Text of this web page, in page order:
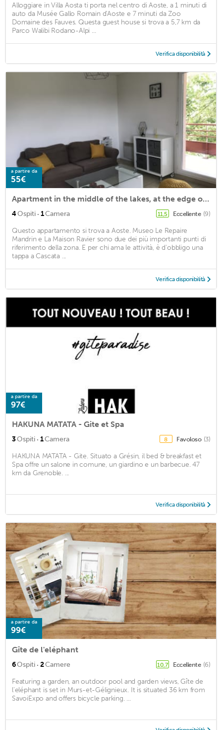
Alloggiare in Villa Aosta ti porta nel centro di Aoste, a 1 minuti di
auto da Musée Gallo Romain d'Aoste e 7 minuti da Zoo
Domaine des Fauves. Questa guest house si trova a 5,7 km da
Parco Walibi Rodano-Alpi ...
Verifica disponibilità
a partire da
55€
Apartment in the middle of the lakes, at the edge of the Guiers
4Ospiti · 1Camera 11,5 Eccellente (9)
Questo appartamento si trova a Aoste. Museo Le Repaire
Mandrin e La Maison Ravier sono due dei più importanti punti di
riferimento della zona. E per chi ama le attività, è d'obbligo una
tappa a Cascata ...
Verifica disponibilità
a partire da
97€
HAKUNA MATATA - Gite et Spa
3Ospiti · 1Camera 8 Favoloso (3)
HAKUNA MATATA - Gite. Situato a Grésin, il bed & breakfast et
Spa offre un salone in comune, un giardino e un barbecue. 47
km da Grenoble. ...
Verifica disponibilità
a partire da
99€
Gîte de l'eléphant
6Ospiti · 2Camere 10,7 Eccellente (6)
Featuring a garden, an outdoor pool and garden views, Gîte de
l'eléphant is set in Murs-et-Gélignieux. It is situated 36 km from
SavoiExpo and offers bicycle parking. ...